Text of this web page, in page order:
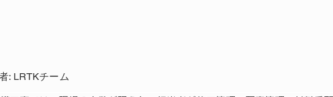
: LRTKチーム